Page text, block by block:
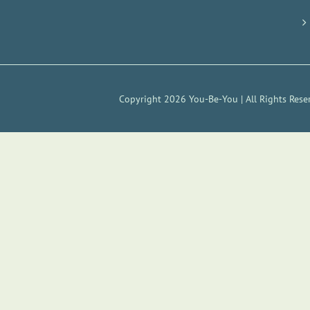
Copyright 2026 You-Be-You | All Rights